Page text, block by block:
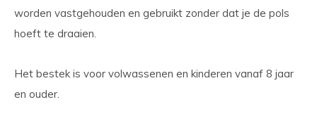
worden vastgehouden en gebruikt zonder dat je de pols
hoeft te draaien.
Het bestek is voor volwassenen en kinderen vanaf 8 jaar
en ouder.